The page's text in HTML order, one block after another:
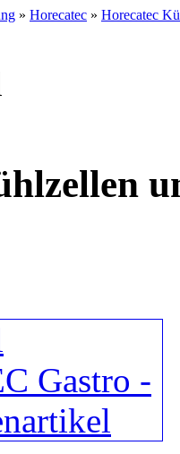
» Horecatec » Horecatec